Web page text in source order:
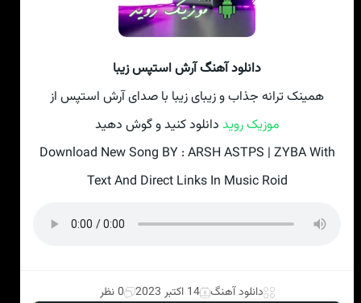
دانلود آهنگ آرش استپس زیبا
همینک ترانه جذاب و زیبای زیبا با صدای آرش استپس از
موزیک روید دانلود کنید و گوش دهید
Download New Song BY : ARSH ASTPS | ZYBA With
Text And Direct Links In Music Roid
دانلود آهنگ 14 اکتبر 2023 0 نظر